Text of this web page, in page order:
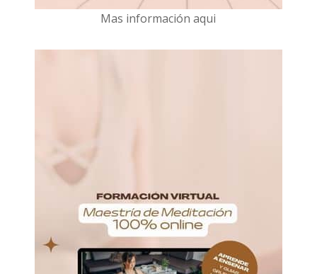
Mas información aqui